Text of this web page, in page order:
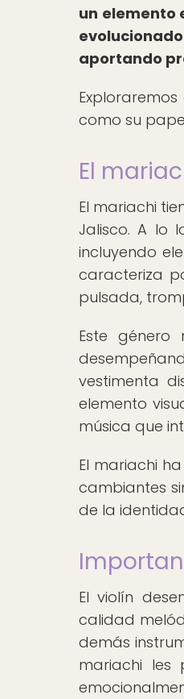
un elemento
aportando
como su
El
El mariachi
Jalisco. A lo
incluyendo
caracteriza
pulsada,
Este
vestimenta
elemento
música que
El mariachi
cambiantes
de la
El violín
calidad
demás
mariachi les